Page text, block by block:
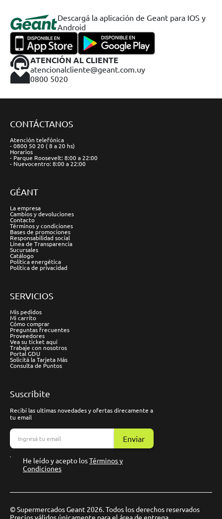
Descargá la aplicación de Geant para IOS y
Android
ATENCIÓN AL CLIENTE
atencionalcliente@geant.com.uy
0800 5020
CONTÁCTANOS
Atención telefónica
- 0800 50 20 ( 8 a 20 hs)
Horarios
- Parque Roosevelt: 8:00 a 22:00
- Nuevocentro: 8:00 a 22:00
GÉANT
La empresa
Cambios y devoluciones
Contacto
Términos y condiciones
Bases de promociones
Responsabilidad social
Línea de Transparencia
Sucursales
Catálogo
Política energética
Política de privacidad
SERVICIOS
Mis pedidos
Mi carrito
Cómo comprar
Preguntas frecuentes
Proveedores
Vea su ticket aquí
Trabaje con nosotros
Portal GDU
Solicitá la Tarjeta Más
Consulta de Puntos
Suscríbite
Recibí las ultimas novedades y ofertas direcamente a
tu email
Enviar
He leído y acepto losTérminos y
Condiciones
© Supermercados Geant 2026. Todos los derechos reservados
Precios válidos únicamente para el área de entrega.